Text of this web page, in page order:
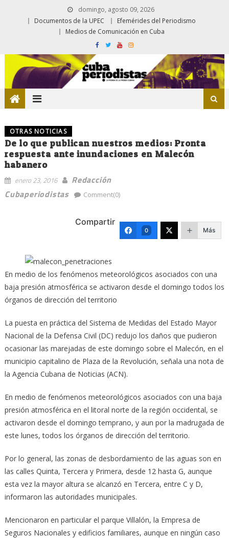
domingo, agosto 09, 2026
Documentos de la UPEC
Efemérides del Periodismo
Medios de Comunicación en Cuba
OTRAS NOTICIAS
De lo que publican nuestros medios: Pronta
respuesta ante inundaciones en Malecón
habanero
enero 23, 2016
Redacción
Cubaperiodistas
Comment(0)
Compartir
0 Más
En medio de los fenómenos meteorológicos asociados con una
baja presión atmosférica se activaron desde el domingo todos los
órganos de dirección del territorio
La puesta en práctica del Sistema de Medidas del Estado Mayor
Nacional de la Defensa Civil (DC) redujo los daños que pudieron
ocasionar las marejadas de este domingo sobre el Malecón, en el
municipio capitalino de Plaza de la Revolución, señala una nota de
la Agencia Cubana de Noticias (ACN).
En medio de fenómenos meteorológicos asociados con una baja
presión atmosférica en el litoral norte de la región occidental, se
activaron desde el domingo temprano, y aun por la madrugada de
este lunes, todos los órganos de dirección del territorio.
Por lo general, las zonas de desbordamiento de las aguas son en
las calles Quinta, Tercera y Primera, desde 12 hasta G, aunque
esta vez la mayor altura se alcanzó en Tercera, entre C y D,
informaron las autoridades municipales.
Mencionaron en particular el parque Villalón, la Empresa de
Seguros Nacionales y edificios familiares, aunque en ningún caso